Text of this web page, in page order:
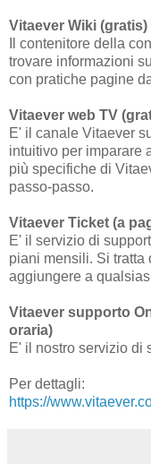
Vitaever Wiki (gratis)
Il contenitore della
trovare informazioni
con pratiche pagine
Vitaever web TV
E' il canale Vitaever
intuitivo per imparare
più specifiche di
passo-passo.
Vitaever Ticket (a
E' il servizio di
piani mensili. Si tratta
aggiungere a
Vitaever supporto
oraria)
E' il nostro servizio di
Per dettagli:
https://